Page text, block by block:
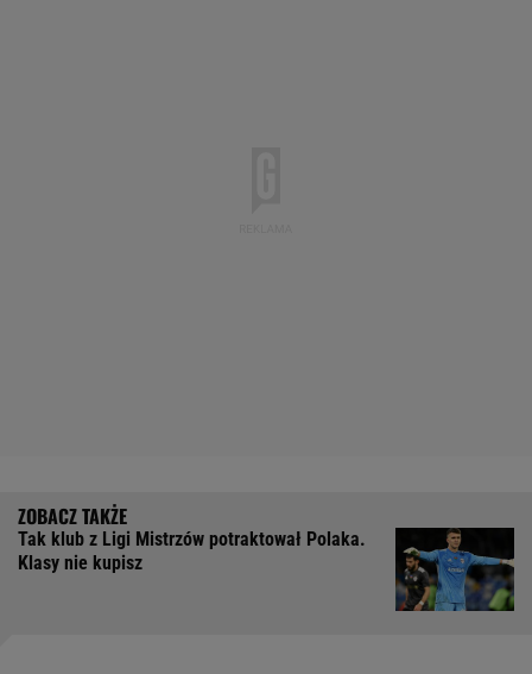
Tak klub z Ligi Mistrzów potraktował Polaka.
Klasy nie kupisz